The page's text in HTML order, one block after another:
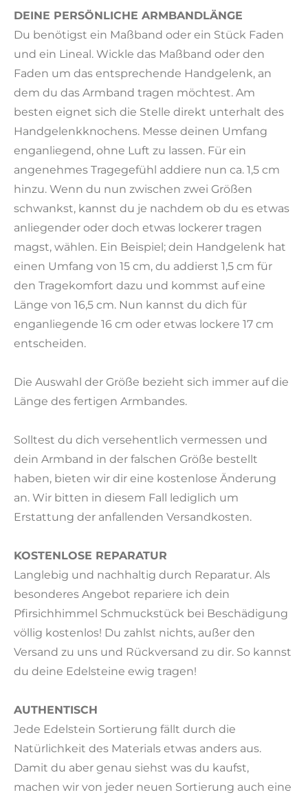
DEINE PERSÖNLICHE ARMBANDLÄNGE
Du benötigst ein Maßband oder ein Stück Faden
und ein Lineal. Wickle das Maßband oder den
Faden um das entsprechende Handgelenk, an
dem du das Armband tragen möchtest. Am
besten eignet sich die Stelle direkt unterhalt des
Handgelenkknochens. Messe deinen Umfang
enganliegend, ohne Luft zu lassen. Für ein
angenehmes Tragegefühl addiere nun ca. 1,5 cm
hinzu. Wenn du nun zwischen zwei Größen
schwankst, kannst du je nachdem ob du es etwas
anliegender oder doch etwas lockerer tragen
magst, wählen. Ein Beispiel; dein Handgelenk hat
einen Umfang von 15 cm, du addierst 1,5 cm für
den Tragekomfort dazu und kommst auf eine
Länge von 16,5 cm. Nun kannst du dich für
enganliegende 16 cm oder etwas lockere 17 cm
entscheiden.
Die Auswahl der Größe bezieht sich immer auf die
Länge des fertigen Armbandes.
Solltest du dich versehentlich vermessen und
dein Armband in der falschen Größe bestellt
haben, bieten wir dir eine kostenlose Änderung
an. Wir bitten in diesem Fall lediglich um
Erstattung der anfallenden Versandkosten.
KOSTENLOSE REPARATUR
Langlebig und nachhaltig durch Reparatur. Als
besonderes Angebot repariere ich dein
Pfirsichhimmel Schmuckstück bei Beschädigung
völlig kostenlos! Du zahlst nichts, außer den
Versand zu uns und Rückversand zu dir. So kannst
du deine Edelsteine ewig tragen!
AUTHENTISCH
Jede Edelstein Sortierung fällt durch die
Natürlichkeit des Materials etwas anders aus.
Damit du aber genau siehst was du kaufst,
machen wir von jeder neuen Sortierung auch eine